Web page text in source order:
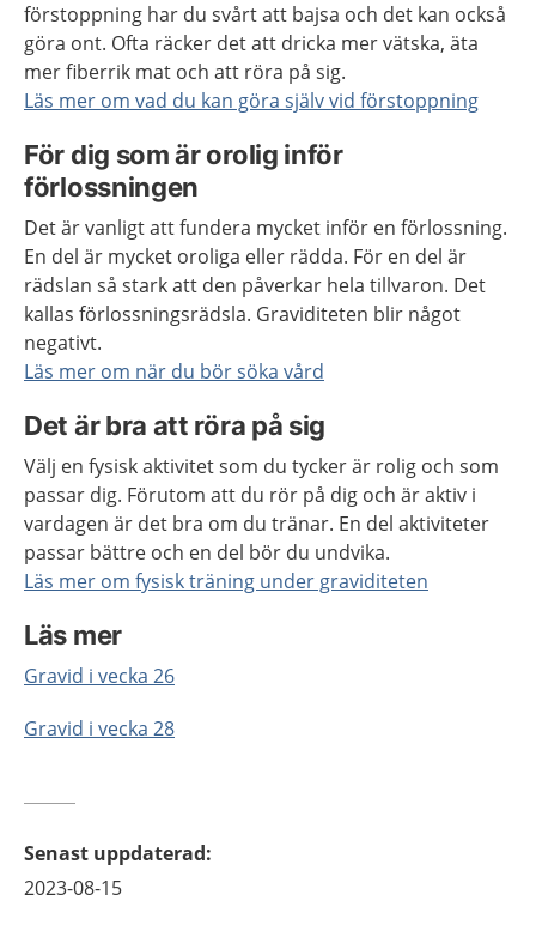
förstoppning har du svårt att bajsa och det kan också
göra ont. Ofta räcker det att dricka mer vätska, äta
mer fiberrik mat och att röra på sig.
Läs mer om vad du kan göra själv vid förstoppning
För dig som är orolig inför
förlossningen
Det är vanligt att fundera mycket inför en förlossning.
En del är mycket oroliga eller rädda. För en del är
rädslan så stark att den påverkar hela tillvaron. Det
kallas förlossningsrädsla. Graviditeten blir något
negativt.
Läs mer om när du bör söka vård
Det är bra att röra på sig
Välj en fysisk aktivitet som du tycker är rolig och som
passar dig. Förutom att du rör på dig och är aktiv i
vardagen är det bra om du tränar. En del aktiviteter
passar bättre och en del bör du undvika.
Läs mer om fysisk träning under graviditeten
Läs mer
Gravid i vecka 26
Gravid i vecka 28
Senast uppdaterad:
2023-08-15